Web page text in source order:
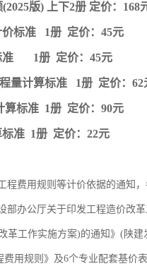
版) 上下2册 定价：168
价标准 1册 定价：45元
标准 1册 定价：45元
程量计算标准 1册 定价：62
算标准 1册 定价：90元
标准 1册 定价：22元
程费用规则等计价依据的通知
办公厅关于印发工程造价改
工作实施方案)的通知》(陕
用规则》及6个专业配套基价